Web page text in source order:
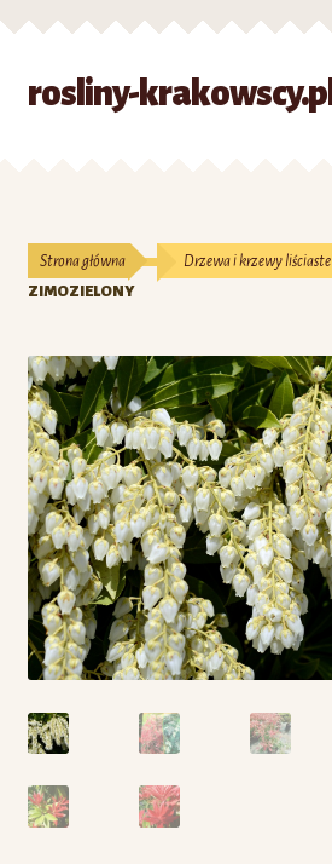
Przejdź
Przejdź
rosliny-krakowscy.pl
Kontakt
Moje konto
O nas
Zamówienie
Strona główna Drzewa i krzewy liściaste
ZIMOZIELONY